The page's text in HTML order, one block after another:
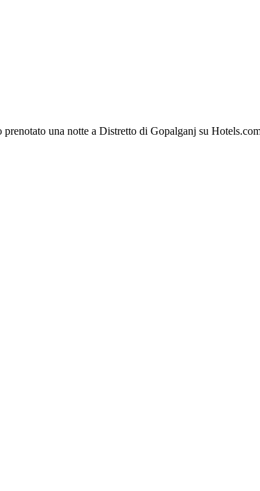
una notte a Distretto di Gopalganj su